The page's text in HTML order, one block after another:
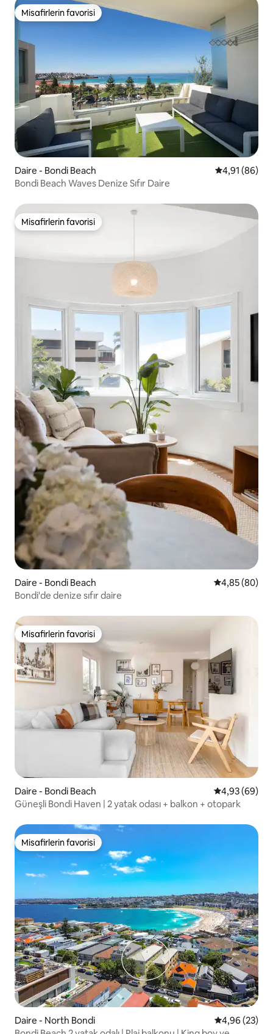
Misafirlerin favorisi
Misafirlerin favorisi
Daire - Bondi Beach 5 üzerinden
4,91 (86)
Bondi Beach Waves Denize Sıfır Daire
Misafirlerin favorisi
Misafirlerin favorisi
Daire - Bondi Beach 5 üzerinden
4,85 (80)
Bondi'de denize sıfır daire
Misafirlerin favorisi
Misafirlerin favorisi
Daire - Bondi Beach 5 üzerinden
4,93 (69)
Güneşli Bondi Haven | 2 yatak odası + balkon + otopark
Misafirlerin favorisi
Misafirlerin favorisi
Daire - North Bondi 5 üzerinden
4,96 (23)